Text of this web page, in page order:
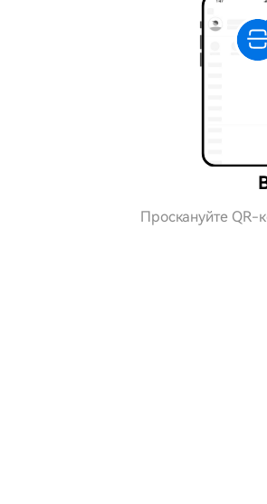
Проскануйте QR-